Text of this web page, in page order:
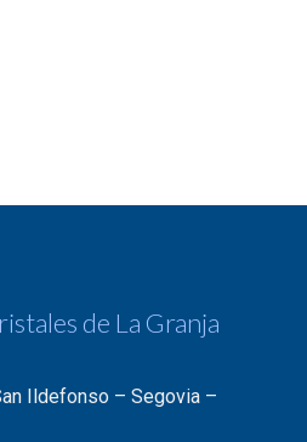
de La Granja
Ildefonso – Segovia –